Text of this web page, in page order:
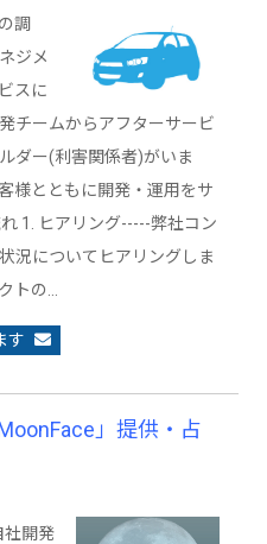
調
ジメ
スに
チームからアフターサービ
ダー(利害関係者)がいま
様とともに開発・運用をサ
1. ヒアリング-----弊社コン
況についてヒアリングしま
トの…
す
」提供・占
社開発